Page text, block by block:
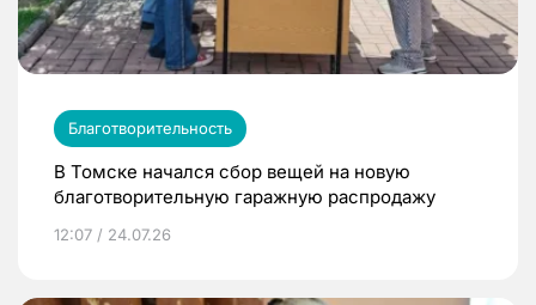
Благотворительность
В Томске начался сбор вещей на новую
благотворительную гаражную распродажу
12:07 / 24.07.26